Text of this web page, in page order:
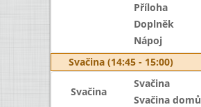
Příloha
Doplněk
Nápoj
Svačina (14:45 - 15:00)
Svačina
Svačina
Svačina domů